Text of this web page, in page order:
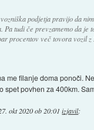
podjetja pravijo da
Pa tudi če prevzamemo da je
procentov več tovora vozil
me filanje doma ponoči.
spet povhen za 400km.
okt 2020 ob 20:01 izjavil: